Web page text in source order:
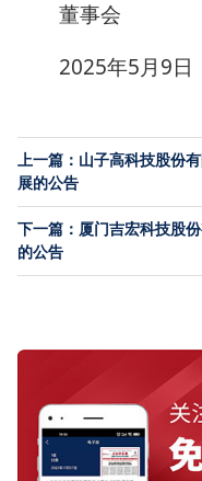
董事会
2025年5月9日
上一篇：山子高科技股份
展的公告
下一篇：厦门吉宏科技股
的公告